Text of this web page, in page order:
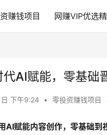
赚钱项目 网赚VIP优选
AI赋能，零基础
下午9:24 • 零投资赚钱项目
AI赋能内容创作，​零基础到